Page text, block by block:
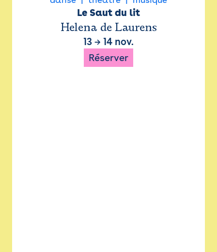
Le Saut du lit
Helena de Laurens
13 → 14 nov.
Réserver